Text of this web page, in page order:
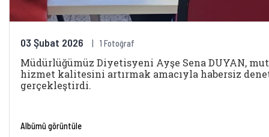
03 Şubat 2026 1 Fotoğraf
Müdürlüğümüz Diyetisyeni Ayşe Sena DUYAN,
hizmet kalitesini artırmak amacıyla habersiz
gerçekleştirdi.
Albümü görüntüle